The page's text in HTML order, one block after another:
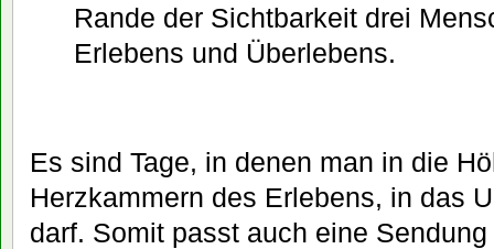
Rande der Sichtbarkeit drei
Erlebens und Überlebens.
Es sind Tage, in denen man in die
Herzkammern des Erlebens, in das
darf. Somit passt auch eine